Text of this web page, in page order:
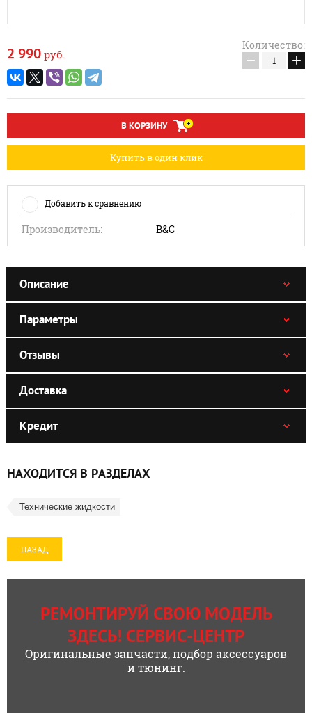
2 990 руб.
Количество:
− +
В КОРЗИНУ
Купить в один клик
Добавить к сравнению
Производитель: B&C
Описание
Параметры
Отзывы
Доставка
Кредит
НАХОДИТСЯ В РАЗДЕЛАХ
Технические жидкости
НАЗАД
РЕМОНТИРУЙ СВОЮ МОДЕЛЬ
ЗДЕСЬ! СЕРВИС-ЦЕНТР
Оригинальные запчасти, подбор аксессуаров
и тюнинг.